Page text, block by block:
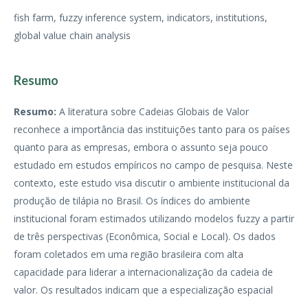
fish farm, fuzzy inference system, indicators, institutions,
global value chain analysis
Resumo
Resumo: A literatura sobre Cadeias Globais de Valor
reconhece a importância das instituições tanto para os países
quanto para as empresas, embora o assunto seja pouco
estudado em estudos empíricos no campo de pesquisa. Neste
contexto, este estudo visa discutir o ambiente institucional da
produção de tilápia no Brasil. Os índices do ambiente
institucional foram estimados utilizando modelos fuzzy a partir
de três perspectivas (Econômica, Social e Local). Os dados
foram coletados em uma região brasileira com alta
capacidade para liderar a internacionalização da cadeia de
valor. Os resultados indicam que a especialização espacial